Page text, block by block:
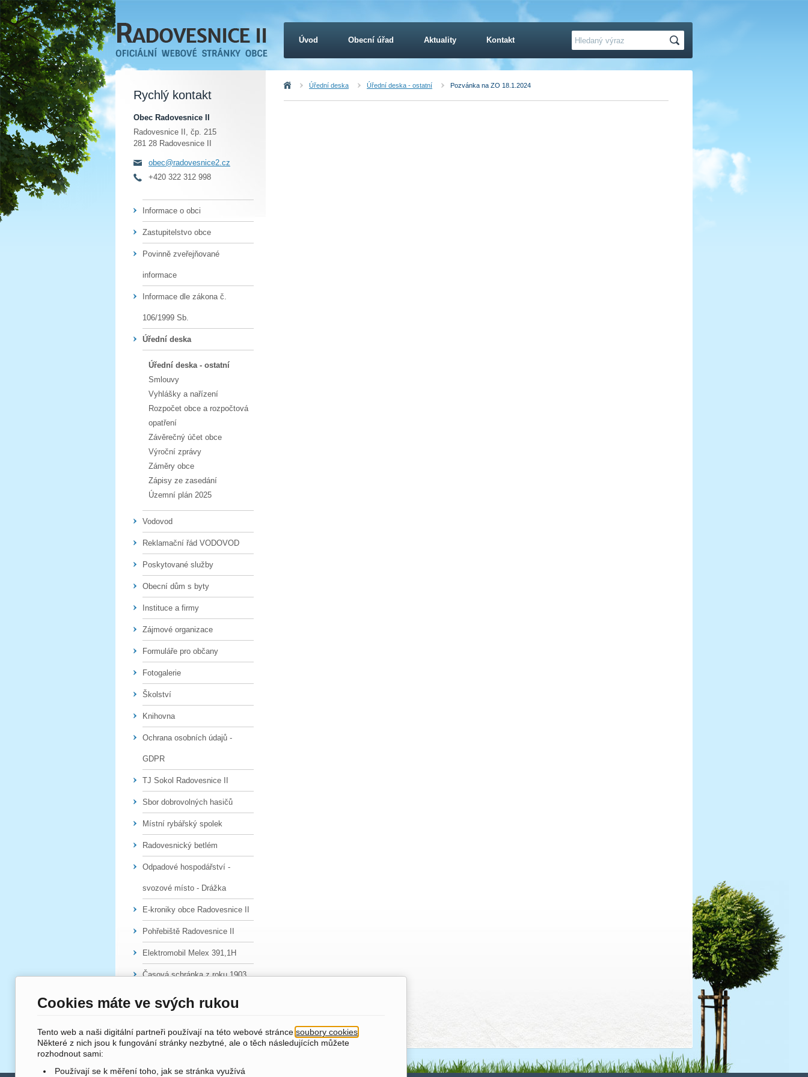
Úvod Úřední deska Úřední deska - ostatní Pozvánka na ZO 18.1.2024
Rychlý kontakt
Obec Radovesnice II
Radovesnice II, čp. 215
281 28 Radovesnice II
obec@radovesnice2.cz
+420 322 312 998
Informace o obci
Zastupitelstvo obce
Povinně zveřejňované
informace
Informace dle zákona č.
106/1999 Sb.
Úřední deska
Úřední deska - ostatní
Smlouvy
Vyhlášky a nařízení
Rozpočet obce a rozpočtová
opatření
Závěrečný účet obce
Výroční zprávy
Záměry obce
Zápisy ze zasedání
Územní plán 2025
Vodovod
Reklamační řád VODOVOD
Poskytované služby
Obecní dům s byty
Instituce a firmy
Zájmové organizace
Formuláře pro občany
Fotogalerie
Školství
Knihovna
Ochrana osobních údajů -
GDPR
TJ Sokol Radovesnice II
Sbor dobrovolných hasičů
Místní rybářský spolek
Radovesnický betlém
Odpadové hospodářství -
svozové místo - Drážka
E-kroniky obce Radovesnice II
Pohřebiště Radovesnice II
Elektromobil Melex 391,1H
Časová schránka z roku 1903
Hledat
Úvod Obecní úřad Aktuality Kontakt
Cookies máte ve svých rukou
Tento web a naši digitální partneři používají na této webové stránce soubory cookies
Některé z nich jsou k fungování stránky nezbytné, ale o těch následujících můžete
rozhodnout sami:
Používají se k měření toho, jak se stránka využívá